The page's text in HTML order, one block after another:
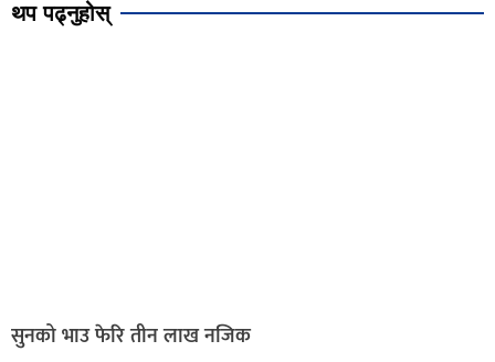
थप पढ्नुहोस्
सुनको भाउ फेरि तीन लाख नजिक